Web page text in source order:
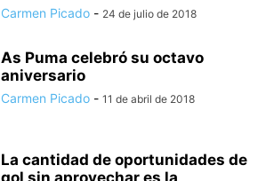
Carmen Picado - 24 de julio de 2018
As Puma celebró su octavo
aniversario
Carmen Picado - 11 de abril de 2018
La cantidad de oportunidades de
gol sin aprovechar es la